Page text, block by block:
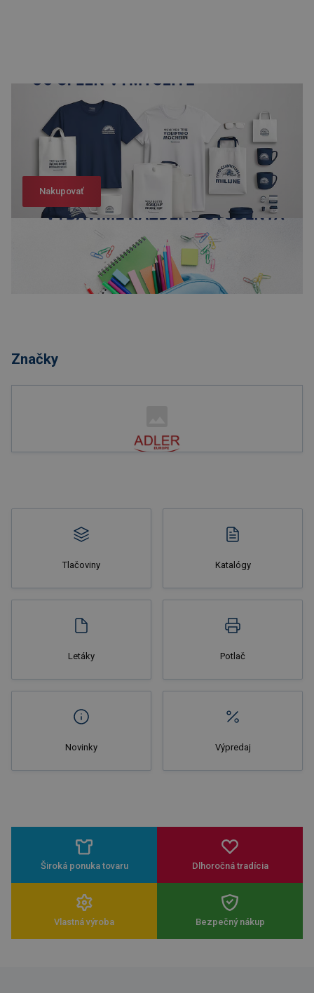
Nakupovať
Značky
Tlačoviny Katalógy
Letáky Potlač
Novinky Výpredaj
Široká ponuka tovaru Dlhoročná tradícia
Vlastná výroba Bezpečný nákup